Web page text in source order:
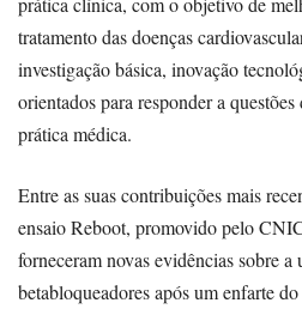
tratamento das doenças
investigação básica, inovação
orientados para responder a
prática médica.
Entre as suas contribuições mais
ensaio Reboot, promovido pelo
forneceram novas evidências sobre a
betabloqueadores após um enfarte